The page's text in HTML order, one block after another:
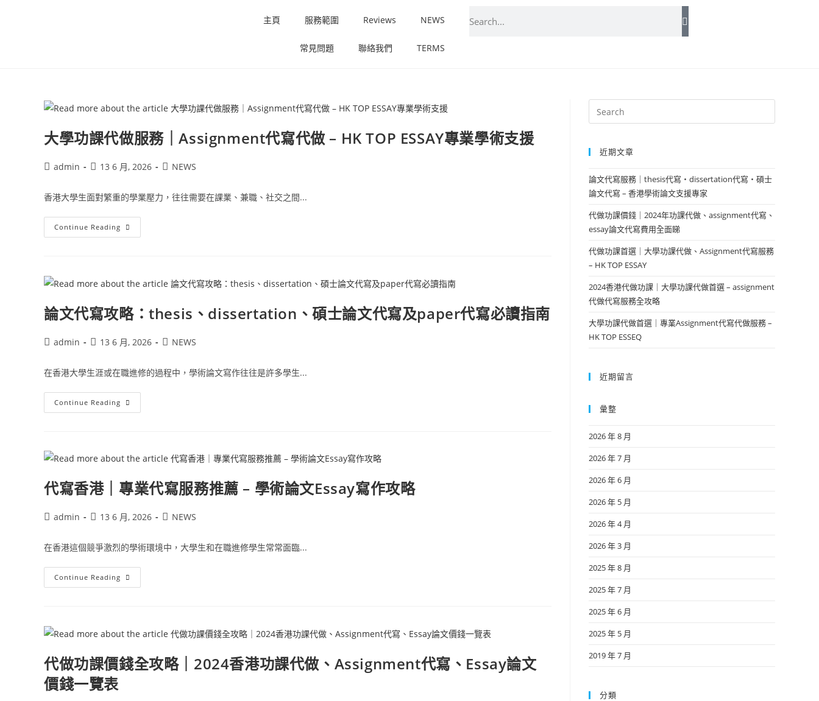
主頁 服務範圍 Reviews NEWS
常見問題 聯絡我們 TERMS
大學功課代做服務｜Assignment代寫代做 – HK TOP ESSAY專業學術支援
admin 13 6 月, 2026 NEWS
香港大學生面對繁重的學業壓力，往往需要在課業、兼職、社交之間...
Continue Reading
論文代寫攻略：thesis、dissertation、碩士論文代寫及paper代寫必讀指南
admin 13 6 月, 2026 NEWS
在香港大學生涯或在職進修的過程中，學術論文寫作往往是許多學生...
Continue Reading
代寫香港｜專業代寫服務推薦 – 學術論文Essay寫作攻略
admin 13 6 月, 2026 NEWS
在香港這個競爭激烈的學術環境中，大學生和在職進修學生常常面臨...
Continue Reading
代做功課價錢全攻略｜2024香港功課代做、Assignment代寫、Essay論文
價錢一覽表
近期文章
論文代寫服務｜thesis代寫・dissertation代寫・碩士
論文代寫 – 香港學術論文支援專家
代做功課價錢｜2024年功課代做、assignment代寫、
essay論文代寫費用全面睇
代做功課首選｜大學功課代做、Assignment代寫服務
– HK TOP ESSAY
2024香港代做功課｜大學功課代做首選 – assignment
代做代寫服務全攻略
大學功課代做首選｜專業Assignment代寫代做服務 –
HK TOP ESSEQ
近期留言
彙整
2026 年 8 月
2026 年 7 月
2026 年 6 月
2026 年 5 月
2026 年 4 月
2026 年 3 月
2025 年 8 月
2025 年 7 月
2025 年 6 月
2025 年 5 月
2019 年 7 月
分類